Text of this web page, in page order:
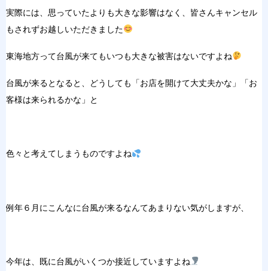
実際には、思っていたよりも大きな影響はなく、皆さんキャンセル
もされずお越しいただきました
東海地方って台風が来てもいつも大きな被害はないですよね
台風が来るとなると、どうしても「お店を開けて大丈夫かな」「お
客様は来られるかな」と
色々と考えてしまうものですよね
例年６月にこんなに台風が来るなんてあまりない気がしますが、
今年は、既に台風がいくつか接近していますよね